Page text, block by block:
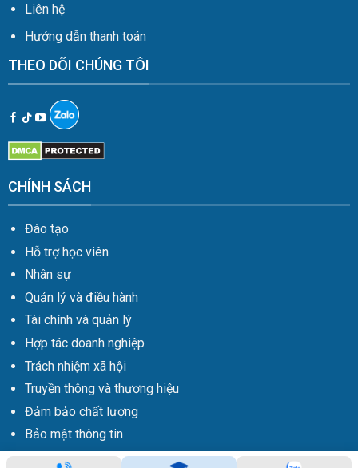
Liên hệ
Hướng dẫn thanh toán
THEO DÕI CHÚNG TÔI
CHÍNH SÁCH
Đào tạo
Hỗ trợ học viên
Nhân sự
Quản lý và điều hành
Tài chính và quản lý
Hợp tác doanh nghiệp
Trách nhiệm xã hội
Truyền thông và thương hiệu
Đảm bảo chất lượng
Bảo mật thông tin